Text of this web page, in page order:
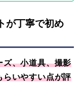
が丁寧で初め
ズ、小道具、撮影
らいやすい点が評